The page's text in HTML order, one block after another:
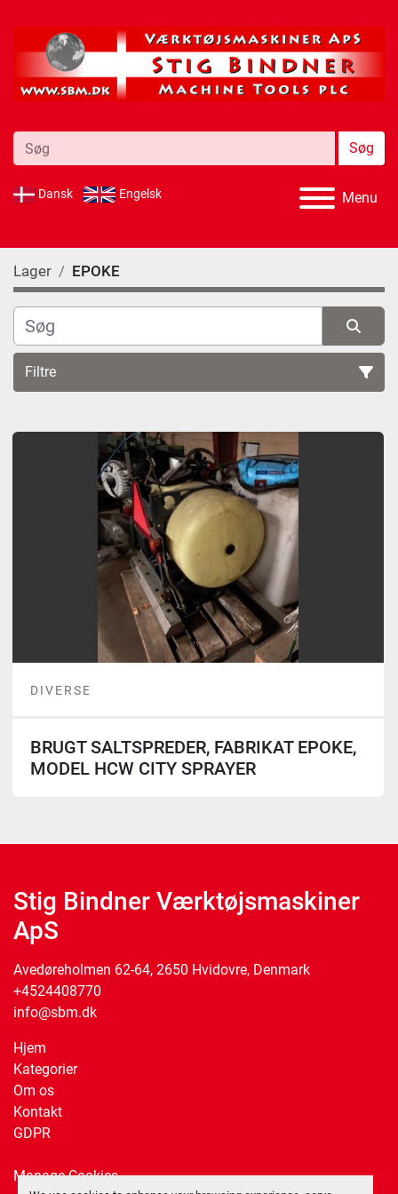
Søg
Dansk Engelsk Menu
Lager EPOKE
Filtre
Sortér efter
DIVERSE
BRUGT SALTSPREDER, FABRIKAT EPOKE,
MODEL HCW CITY SPRAYER
Stig Bindner Værktøjsmaskiner
ApS
Avedøreholmen 62-64, 2650 Hvidovre, Denmark
+4524408770
info@sbm.dk
Hjem
Kategorier
Om os
Kontakt
GDPR
Manage Cookies